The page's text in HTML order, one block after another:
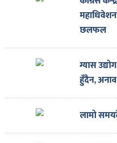
छलफल
ग्यास
हुँदैन,
लामो